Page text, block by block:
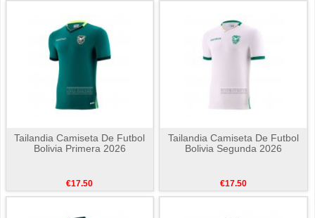
Tailandia Camiseta De Futbol
Bolivia Primera 2026
€17.50
Tailandia Camiseta De Futbol
Bolivia Segunda 2026
€17.50